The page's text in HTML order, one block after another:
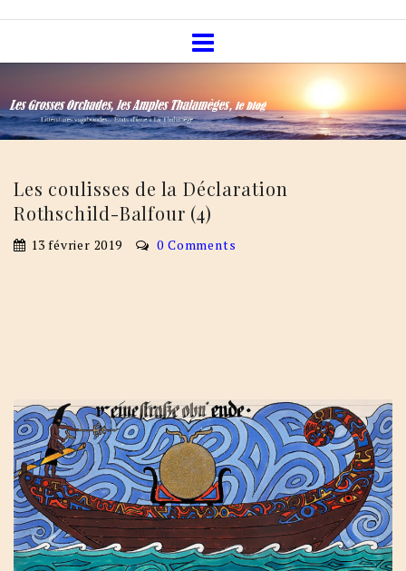
Les Grosses Orchades, les Amples
Thalamèges, le blog
Les coulisses de la Déclaration
Rothschild-Balfour (4)
13 février 2019 0 Comments